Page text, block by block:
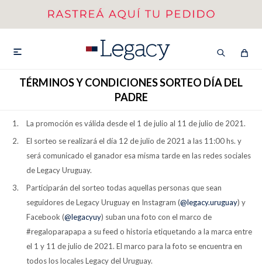

TÉRMINOS Y CONDICIONES SORTEO DÍA DEL
PADRE
La promoción es válida desde el 1 de julio al 11 de julio de 2021.
El sorteo se realizará el día 12 de julio de 2021 a las 11:00 hs. y
será comunicado el ganador esa misma tarde en las redes sociales
de Legacy Uruguay.
Participarán del sorteo todas aquellas personas que sean
seguidores de Legacy Uruguay en Instagram (@legacy.uruguay) y
Facebook (@legacyuy) suban una foto con el marco de
#regaloparapapa a su feed o historia etiquetando a la marca entre
el 1 y 11 de julio de 2021. El marco para la foto se encuentra en
todos los locales Legacy del Uruguay.
HASTA 40%OFF SEGUNDA 50%
Remeras Camisas